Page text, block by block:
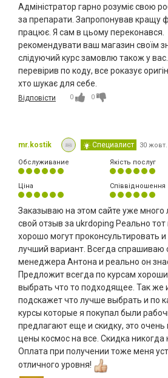
Адміністратор гарно розуміє свою
за препарати. Запропонував кращу
працює. Я сам в цьому переконався.
рекомендувати ваш магазин своїм
слідуючий курс замовлю також у
перевірив по коду, все роказує
хто шукає для себе.
Відповісти 0 0
mr.kostik Специалист 30 жовт.
Обслуживание Якість послуг
Ціна Співвідношення
Заказываю на этом сайте уже много
свой отзыв за ukrdoping Реально тот
хорошо могут проконсультировать
лучший вариант. Всегда спрашиваю
менеджера Антона и реально он
Предложит всегда по курсам
выбрать что то подходящее. Так же
подскажет что лучше выбрать и по
курсы которые я покупал были
предлагают еще и скидку, это очень
цены космос на все. Скидка никогда
Оплата при получении тоже меня
отличного уровня!